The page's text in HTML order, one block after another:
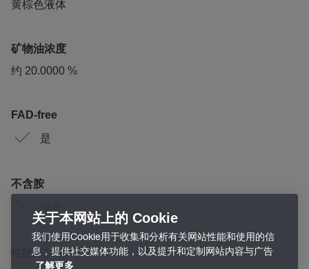
黄棕色液体
矿物油浓度
约 20.0000 %
FAD-free
是
不含胺
性能添加剂
关于本网站上的 Cookie
我们使用Cookie用于收集和分析有关网站性能和使用的信
息，提供社交媒体功能，以及提升和定制网站内容与广告
了解更多